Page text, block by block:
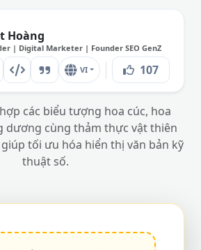
Hoàng
| Digital Marketer | Founder SEO GenZ
VI 107
các biểu tượng hoa cúc, hoa
dương cùng thảm thực vật thiên
tối ưu hóa hiển thị văn bản kỹ
thuật số.